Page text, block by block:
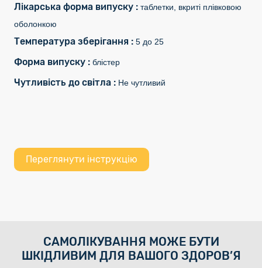
Лікарська форма випуску : таблетки, вкриті плівковою
оболонкою
Температура зберігання : 5 до 25
Форма випуску : блістер
Чутливість до світла : Не чутливий
Переглянути інструкцію
САМОЛІКУВАННЯ МОЖЕ БУТИ
ШКІДЛИВИМ ДЛЯ ВАШОГО ЗДОРОВ’Я